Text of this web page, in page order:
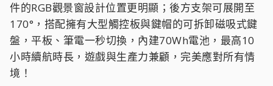
件的RGB觀景窗設計位置更明顯；後方支架可展開至
170°，搭配擁有大型觸控板與鍵帽的可拆卸磁吸式鍵
盤，平板、筆電一秒切換，內建70Wh電池，最高10
小時續航時長，遊戲與生產力兼顧，完美應對所有情
境！